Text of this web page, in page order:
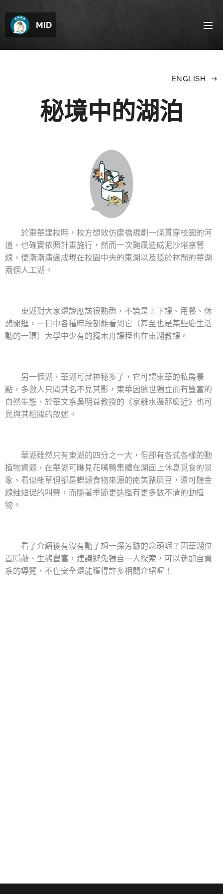
MID
ENGLISH
秘境中的湖泊
於東華建校時，校方想效仿康橋規劃一條貫穿校園的河
道，也確實依照計畫施行，然而一次颱風造成泥沙堵塞管
線，便漸漸演變成現在校園中央的東湖以及隱於林間的華湖
兩個人工湖。
東湖對大家還說應該很熟悉，不論是上下課、用餐、休
憩閒逛，一日中各種時段都能看到它（甚至也是某些慶生活
動的一環）大學中少有的獨木舟課程也在東湖教課。
另一個湖，華湖可就神秘多了，它可謂東華的私房景
點，多數人只聞其名不見其影，東華因遺世獨立而有豐富的
自然生態，於華文系吳明益教授的《家離水邊那麼近》也可
見與其相關的敘述。
華湖雖然只有東湖的四分之一大，但卻有各式各樣的動
植物資源，在華湖可瞧見花嘴鴨集體在湖面上休息覓食的景
象、看似雜草但卻是蝶類食物來源的南美豬屎豆，還可聽金
線蛙短促的叫聲，而隨著季節更迭還有更多數不清的動植
物。
看了介紹後有沒有動了想一探芳跡的念頭呢？因華湖位
置隱蔽、生態豐富，建議避免獨自一人探索，可以參加自資
系的導覽，不僅安全還能獲得許多相關介紹喔！